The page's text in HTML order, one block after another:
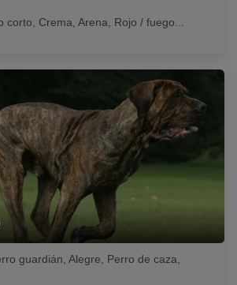
corto, Crema, Arena, Rojo / fuego...
guardián, Alegre, Perro de caza,